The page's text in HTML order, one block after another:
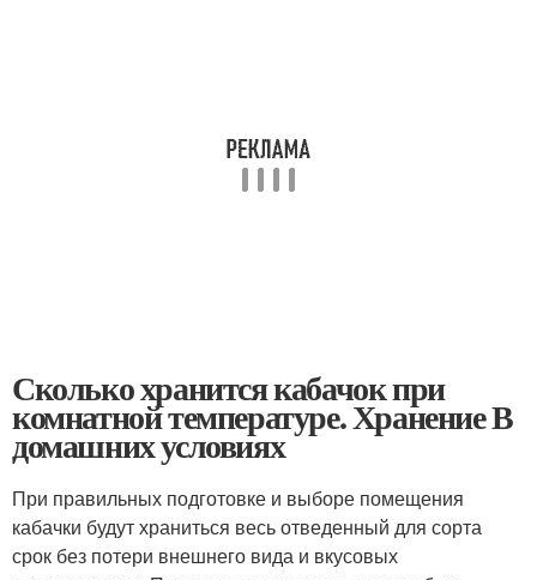
Сколько хранится кабачок при
комнатной температуре. Хранение В
домашних условиях
При правильных подготовке и выборе помещения
кабачки будут храниться весь отведенный для сорта
срок без потери внешнего вида и вкусовых